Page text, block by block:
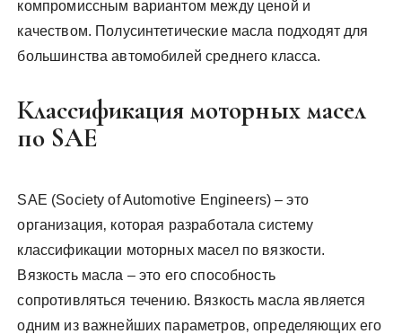
компромиссным вариантом между ценой и
качеством. Полусинтетические масла подходят для
большинства автомобилей среднего класса.
Классификация моторных масел
по SAE
SAE (Society of Automotive Engineers) – это
организация‚ которая разработала систему
классификации моторных масел по вязкости.
Вязкость масла – это его способность
сопротивляться течению. Вязкость масла является
одним из важнейших параметров‚ определяющих его